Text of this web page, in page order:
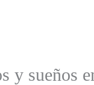
y sueños